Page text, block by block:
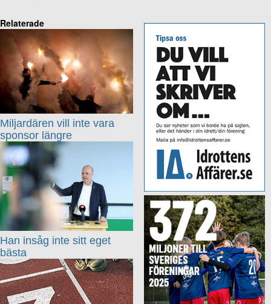
Relaterade
Miljardären vill inte vara
sponsor längre
Han insåg inte sitt eget
bästa